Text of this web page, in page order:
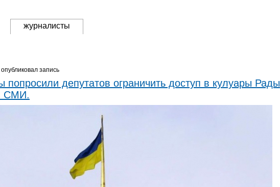
журналисты
запись
попросили депутатов ограничить доступ в кулуары Рады
СМИ.